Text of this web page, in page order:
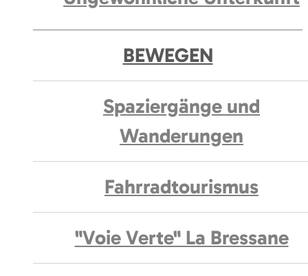
BEWEGEN
Spaziergänge und
Wanderungen
Fahrradtourismus
"Voie Verte" La Bressane